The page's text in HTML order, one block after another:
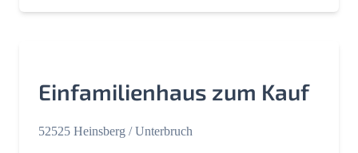
Einfamilienhaus zum Kauf
52525 Heinsberg / Unterbruch